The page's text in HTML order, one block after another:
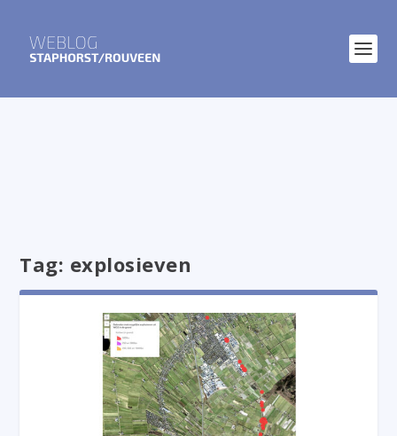
Tag: explosieven